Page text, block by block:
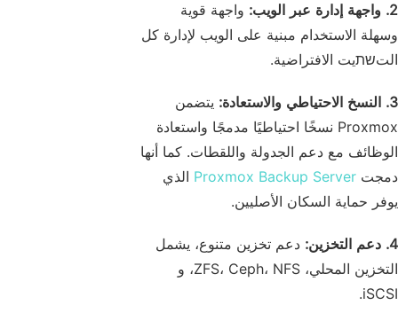
2. واجهة إدارة عبر الويب:
واجهة قوية
وسهلة الاستخدام مبنية على الويب لإدارة كل
التשתيت الافتراضية.
3. النسخ الاحتياطي والاستعادة:
يتضمن
Proxmox نسخًا احتياطيًا مدمجًا واستعادة
الوظائف مع دعم الجدولة واللقطات. كما أنها
دمجت Proxmox Backup Server الذي
يوفر حماية السكان الأصليين.
4. دعم التخزين:
دعم تخزين متنوع، يشمل
التخزين المحلي، ZFS، Ceph، NFS، و
iSCSI.